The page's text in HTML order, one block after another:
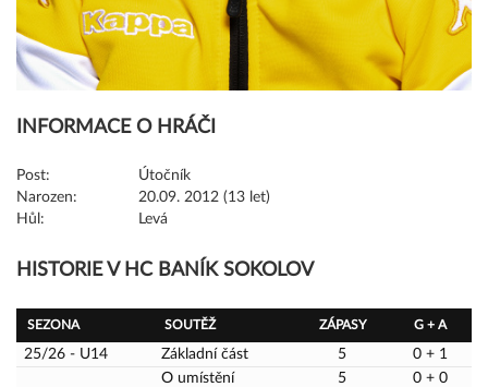
INFORMACE O HRÁČI
Post:
Útočník
Narozen:
20.09. 2012 (13 let)
Hůl:
Levá
HISTORIE V HC BANÍK SOKOLOV
SEZONA SOUTĚŽ ZÁPASY G + A
25/26 - U14 Základní část 5
0 + 1
O umístění
5
0 + 0